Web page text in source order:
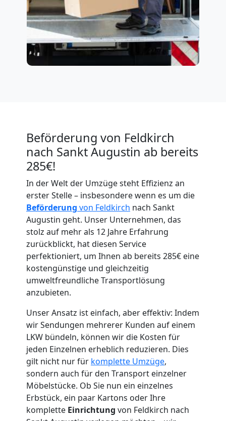
Beförderung von Feldkirch
nach Sankt Augustin ab bereits
285€!
In der Welt der Umzüge steht Effizienz an
erster Stelle – insbesondere wenn es um die
Beförderung von Feldkirch nach Sankt
Augustin geht. Unser Unternehmen, das
stolz auf mehr als 12 Jahre Erfahrung
zurückblickt, hat diesen Service
perfektioniert, um Ihnen ab bereits 285€ eine
kostengünstige und gleichzeitig
umweltfreundliche Transportlösung
anzubieten.
Unser Ansatz ist einfach, aber effektiv: Indem
wir Sendungen mehrerer Kunden auf einem
LKW bündeln, können wir die Kosten für
jeden Einzelnen erheblich reduzieren. Dies
gilt nicht nur für komplette Umzüge,
sondern auch für den Transport einzelner
Möbelstücke. Ob Sie nun ein einzelnes
Erbstück, ein paar Kartons oder Ihre
komplette Einrichtung von Feldkirch nach
Umzugshelfer
Feldkirch
Möbeltaxi
Feldkirch
Kleintransport
Feldkirch